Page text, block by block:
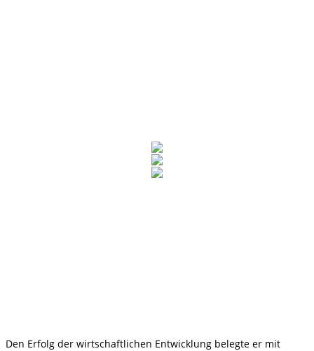
Den Erfolg der wirtschaftlichen Entwicklung belegte er mit